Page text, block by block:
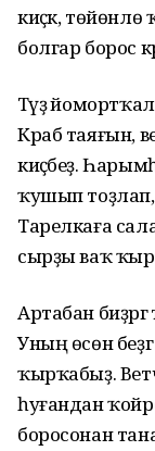
киҫәк,
болгар борос
Тәүҙә
Краб таяғын,
киҫәбеҙ.
ҡушып тоҙлап,
Тарелкаға
сырҙы ваҡ
Артабан
Уның өсөн
ҡырҡабыҙ.
һуғандан
боросонан